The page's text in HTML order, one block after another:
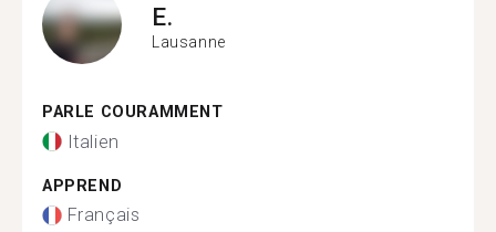
E.
Lausanne
PARLE COURAMMENT
Italien
APPREND
Français